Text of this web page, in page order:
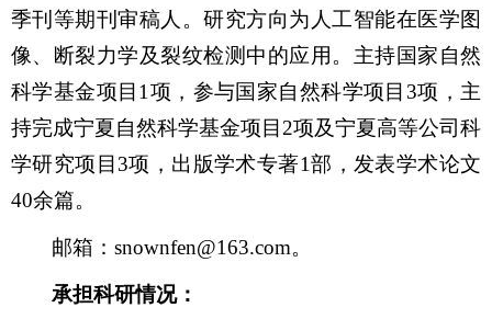
季刊等期刊审稿人。研究方向为人工智能在医学图
像、断裂力学及裂纹检测中的应用。主持国家自然
科学基金项目1项，参与国家自然科学项目3项，主
持完成宁夏自然科学基金项目2项及宁夏高等公司科
学研究项目3项，出版学术专著1部，发表学术论文
40余篇。
邮箱：snownfen@163.com。
承担科研情况：